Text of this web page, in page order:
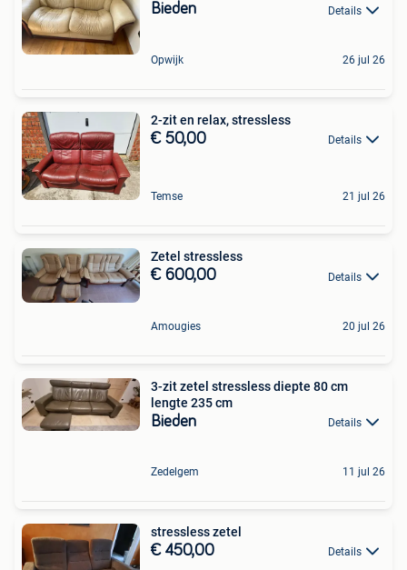
Bieden Details
Opwijk 26 jul 26
2-zit en relax, stressless
€ 50,00 Details
Temse 21 jul 26
Zetel stressless
€ 600,00 Details
Amougies 20 jul 26
3-zit zetel stressless diepte 80 cm
lengte 235 cm
Bieden Details
Zedelgem 11 jul 26
stressless zetel
€ 450,00 Details